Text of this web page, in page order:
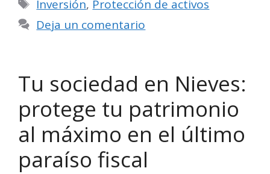
Inversión, Protección de activos
Deja un comentario
Tu sociedad en Nieves:
protege tu patrimonio
al máximo en el último
paraíso fiscal